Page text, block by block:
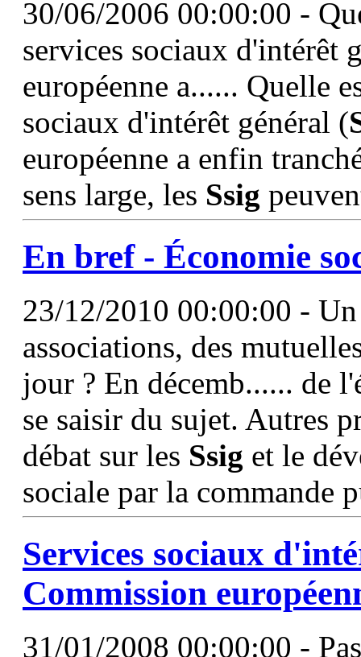
30/06/2006 00:00:00 -
services sociaux d'intérêt
européenne a...... Quelle
sociaux d'intérêt général (
européenne a enfin
sens large, les Ssig
En bref - Économie
23/12/2010 00:00:00 - Un
associations, des
jour ? En décemb...... de
se saisir du sujet. Autres
débat sur les Ssig et le
sociale par la commande
Services sociaux
Commission
31/01/2008 00:00:00 -